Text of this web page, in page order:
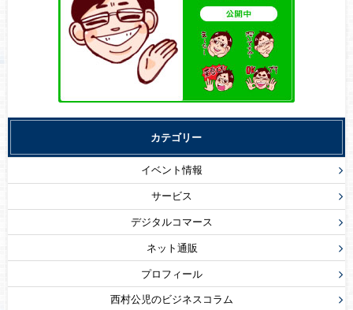
カテゴリー
イベント情報
サービス
デジタルコマース
ネット通販
プロフィール
西村公児のビジネスコラム